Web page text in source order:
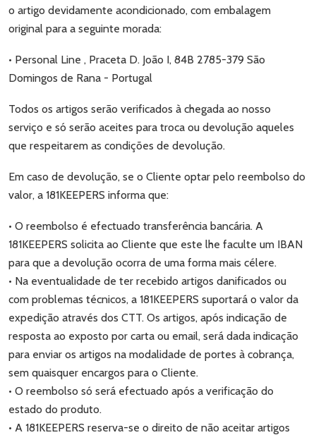
o artigo devidamente acondicionado, com embalagem
original para a seguinte morada:
• Personal Line , Praceta D. João I, 84B 2785-379 São
Domingos de Rana - Portugal
Todos os artigos serão verificados à chegada ao nosso
serviço e só serão aceites para troca ou devolução aqueles
que respeitarem as condições de devolução.
Em caso de devolução, se o Cliente optar pelo reembolso do
valor, a 181KEEPERS informa que:
• O reembolso é efectuado transferência bancária. A
181KEEPERS solicita ao Cliente que este lhe faculte um IBAN
para que a devolução ocorra de uma forma mais célere.
• Na eventualidade de ter recebido artigos danificados ou
com problemas técnicos, a 181KEEPERS suportará o valor da
expedição através dos CTT. Os artigos, após indicação de
resposta ao exposto por carta ou email, será dada indicação
para enviar os artigos na modalidade de portes à cobrança,
sem quaisquer encargos para o Cliente.
• O reembolso só será efectuado após a verificação do
estado do produto.
• A 181KEEPERS reserva-se o direito de não aceitar artigos